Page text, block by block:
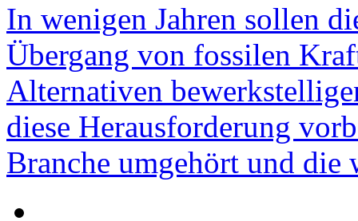
In wenigen Jahren sollen
Übergang von fossilen
Alternativen
diese Herausforderung
Branche umgehört und die